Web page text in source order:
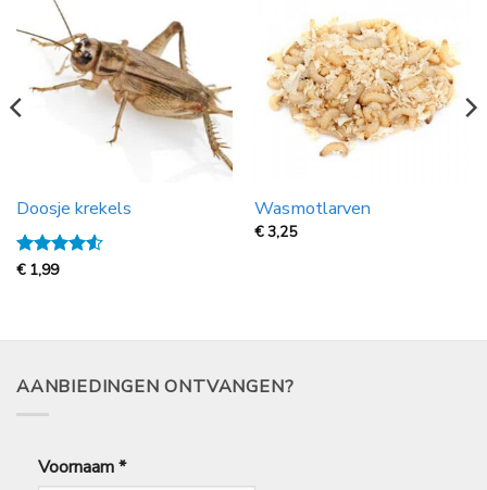
Doosje krekels
Gewaardeerd
€ 1,99
Wasmotlarven
€3,25
AANBIEDINGEN ONTVANGEN?
Voornaam*